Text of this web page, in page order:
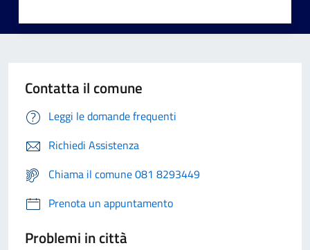
Contatta il comune
Leggi le domande frequenti
Richiedi Assistenza
Chiama il comune 081 8293449
Prenota un appuntamento
Problemi in città